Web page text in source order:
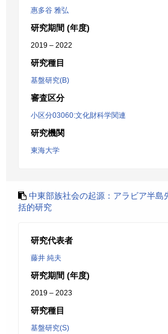
惠多谷 雅弘
研究期間 (年度)
2019 – 2022
研究種目
基盤研究(B)
審査区分
小区分03060:文化財科学関連
研究機関
東海大学
中東部族社会の起源：アラビア半島
括的研究
研究代表者
藤井 純夫
研究期間 (年度)
2019 – 2023
研究種目
基盤研究(S)